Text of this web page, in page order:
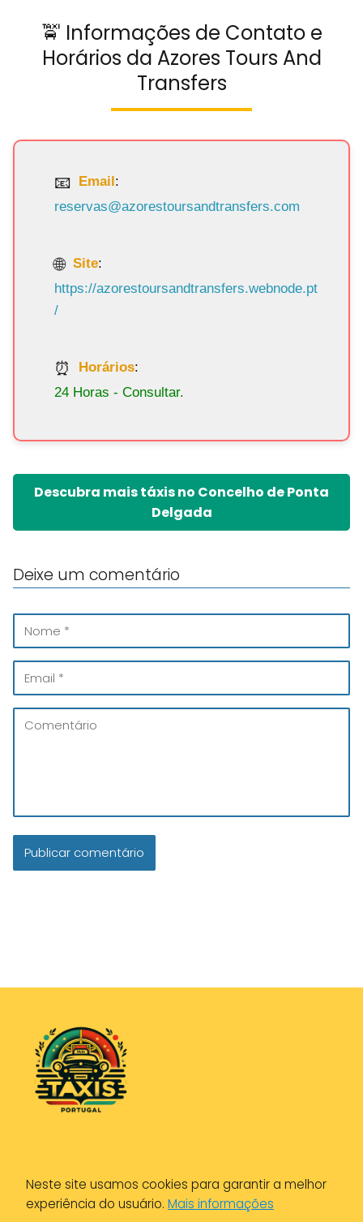
🚖 Informações de Contato e
Horários da Azores Tours And
Transfers
Email:
reservas@azorestoursandtransfers.com
Site:
https://azorestoursandtransfers.webnode.pt
/
Horários:
24 Horas - Consultar.
Descubra mais táxis no Concelho de Ponta
Delgada
Deixe um comentário
Política de Privacidade
Política de Cookies
Neste site usamos cookies para garantir a melhor
experiência do usuário. Mais informações